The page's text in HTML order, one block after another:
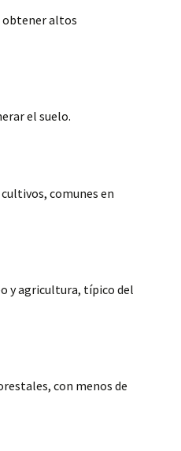
obtener altos
el suelo.
comunes en
y agricultura, típico del
con menos de